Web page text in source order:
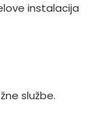
instalacija
službe.